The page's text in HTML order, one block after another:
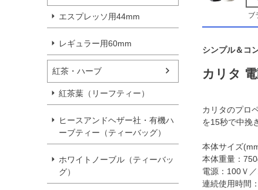
エスプレッソ用44mm
レギュラー用60mm
紅茶・ハーブ
紅茶葉（リーフティー）
ヒースアンドヘザー社・有機ハ
ーブティー（ティーバッグ）
ホワイトノーブル（ティーバッ
グ）
ブ
シンプル＆コ
カリタ
カリタのプロ
を15秒で中挽
本体サイズ
本体重量：
電源：100Ｖ
連続使用時間